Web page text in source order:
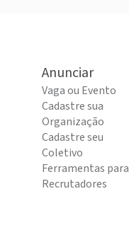
Anunciar
Vaga ou Evento
Cadastre sua
Organização
Cadastre seu
Coletivo
Ferramentas para
Recrutadores